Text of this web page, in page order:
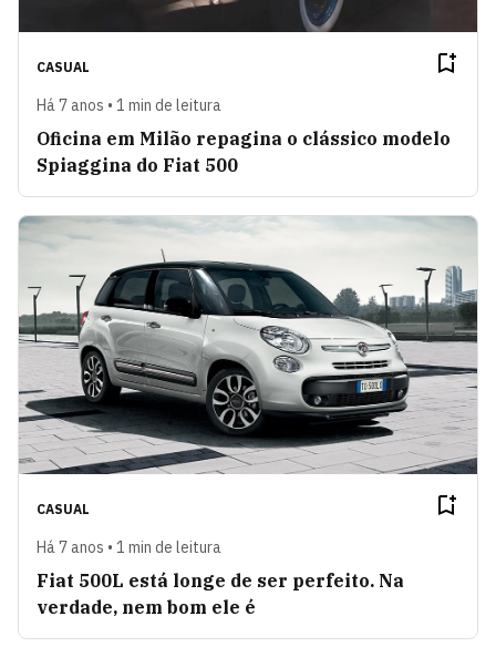
CASUAL
Há 7 anos • 1 min de leitura
Oficina em Milão repagina o clássico modelo
Spiaggina do Fiat 500
CASUAL
Há 7 anos • 1 min de leitura
Fiat 500L está longe de ser perfeito. Na
verdade, nem bom ele é